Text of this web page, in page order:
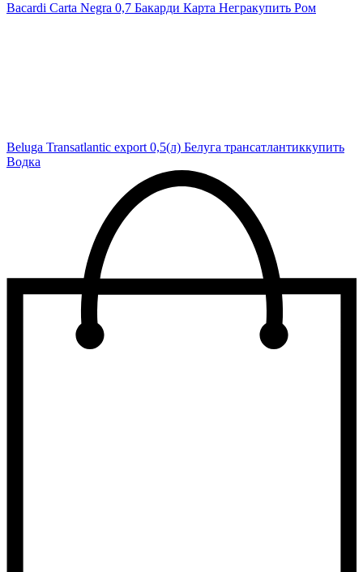
Bacardi Carta Negra 0,7 Бакарди Карта Негракупить Ром
Beluga Transatlantic export 0,5(л) Белуга трансатлантиккупить
Водка